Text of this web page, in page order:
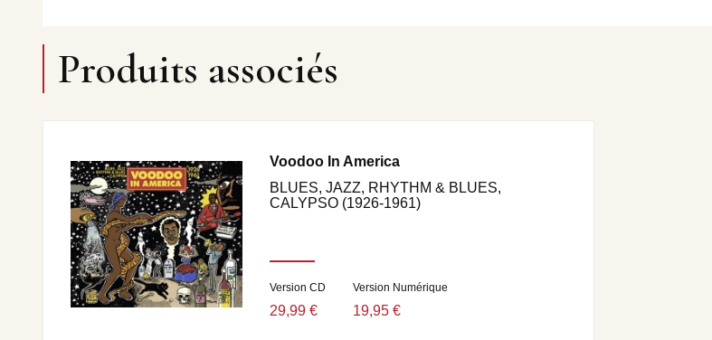
Produits associés
Voodoo In America
BLUES, JAZZ, RHYTHM & BLUES,
CALYPSO (1926-1961)
Version CD
29,99 €
Version Numérique
19,95 €